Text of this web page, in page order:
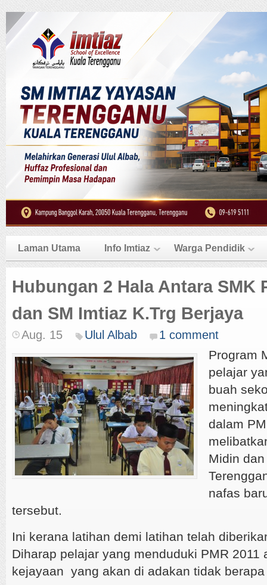
Laman Utama Info Imtiaz Warga Pendidik
Hubungan 2 Hala Antara SMK
dan SM Imtiaz K.Trg Berjaya
Aug. 15 Ulul Albab 1 comment
Program
pelajar
buah
dalam
Midin
nafas
tersebut.
Ini kerana latihan demi latihan telah
Diharap pelajar yang menduduki PMR 2011
kejayaan yang akan di adakan tidak